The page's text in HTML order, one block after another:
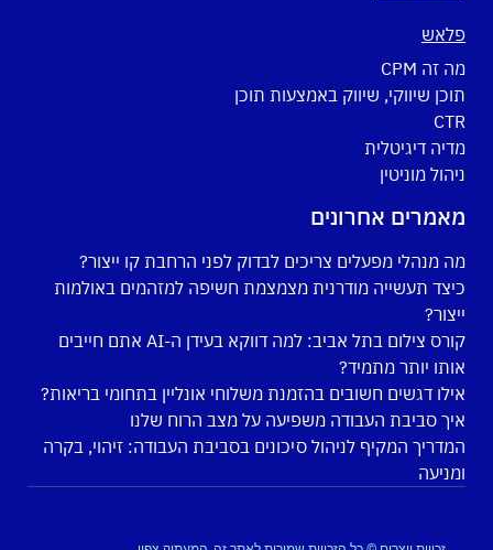
פלאש
מה זה CPM
תוכן שיווקי, שיווק באמצעות תוכן
CTR
מדיה דיגיטלית
ניהול מוניטין
מאמרים אחרונים
מה מנהלי מפעלים צריכים לבדוק לפני הרחבת קו ייצור?
כיצד תעשייה מודרנית מצמצמת חשיפה למזהמים באולמות
ייצור?
קורס צילום בתל אביב: למה דווקא בעידן ה-AI אתם חייבים
אותו יותר מתמיד?
אילו דגשים חשובים בהזמנת משלוחי אונליין בתחומי בריאות?
איך סביבת העבודה משפיעה על מצב הרוח שלנו
המדריך המקיף לניהול סיכונים בסביבת העבודה: זיהוי, בקרה
ומניעה